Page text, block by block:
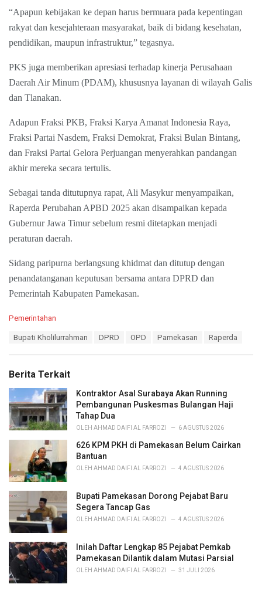
“Apapun kebijakan ke depan harus bermuara pada kepentingan
rakyat dan kesejahteraan masyarakat, baik di bidang kesehatan,
pendidikan, maupun infrastruktur,” tegasnya.
PKS juga memberikan apresiasi terhadap kinerja Perusahaan
Daerah Air Minum (PDAM), khususnya layanan di wilayah Galis
dan Tlanakan.
Adapun Fraksi PKB, Fraksi Karya Amanat Indonesia Raya,
Fraksi Partai Nasdem, Fraksi Demokrat, Fraksi Bulan Bintang,
dan Fraksi Partai Gelora Perjuangan menyerahkan pandangan
akhir mereka secara tertulis.
Sebagai tanda ditutupnya rapat, Ali Masykur menyampaikan,
Raperda Perubahan APBD 2025 akan disampaikan kepada
Gubernur Jawa Timur sebelum resmi ditetapkan menjadi
peraturan daerah.
Sidang paripurna berlangsung khidmat dan ditutup dengan
penandatanganan keputusan bersama antara DPRD dan
Pemerintah Kabupaten Pamekasan.
C
o
r
i
e
s
:
Pemerintahan
:
Bupati Kholilurrahman DPRD OPD Pamekasan Raperda
Berita Terkait
Kontraktor Asal Surabaya Akan Running
Pembangunan Puskesmas Bulangan Haji
Tahap Dua
OLEH AHMAD DAIFI AL FARROZI 6 AGUSTUS 2026
626 KPM PKH di Pamekasan Belum Cairkan
Bantuan
OLEH AHMAD DAIFI AL FARROZI 4 AGUSTUS 2026
Bupati Pamekasan Dorong Pejabat Baru
Segera Tancap Gas
OLEH AHMAD DAIFI AL FARROZI 4 AGUSTUS 2026
Inilah Daftar Lengkap 85 Pejabat Pemkab
Pamekasan Dilantik dalam Mutasi Parsial
OLEH AHMAD DAIFI AL FARROZI 31 JULI 2026